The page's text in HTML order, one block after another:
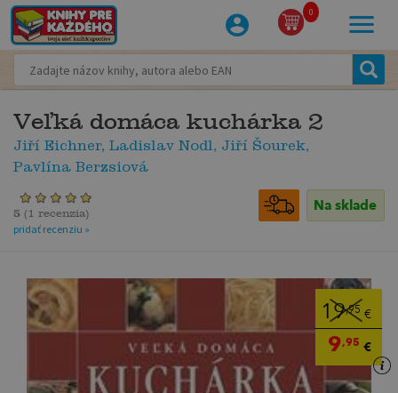
0
Veľká domáca kuchárka 2
Jiří Eichner, Ladislav Nodl, Jiří Šourek,
Pavlína Berzsiová
Na sklade
5 ( 1 recenzia)
pridať recenziu »
19,95 €
9,95 €